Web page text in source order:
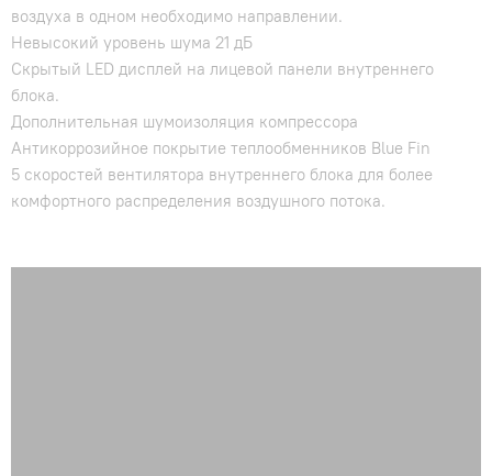
воздуха в одном необходимо направлении.
Невысокий уровень шума 21 дБ
Скрытый LED дисплей на лицевой панели внутреннего
блока.
Дополнительная шумоизоляция компрессора
Антикоррозийное покрытие теплообменников Blue Fin
5 скоростей вентилятора внутреннего блока для более
комфортного распределения воздушного потока.